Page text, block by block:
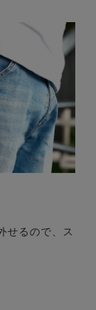
せるので、ス